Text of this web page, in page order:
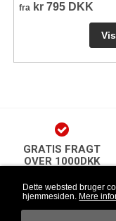
Dette websted bruger
hjemmesiden. Mere
fra kr 795 DKK
GRATIS FRAGT
OVER 1000DKK